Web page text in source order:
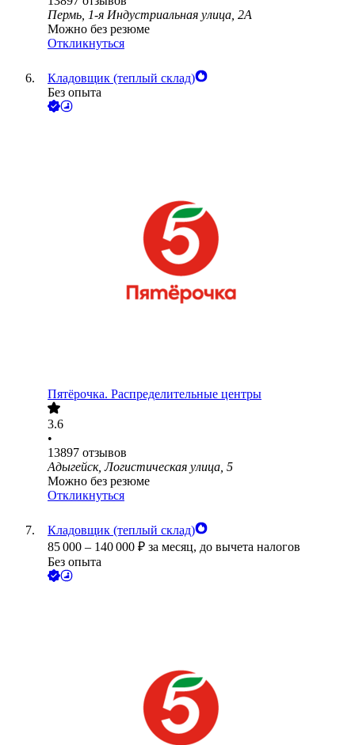
Пермь, 1-я Индустриальная улица, 2А
Можно без резюме
Откликнуться
Кладовщик (теплый склад)
Без опыта
Пятёрочка. Распределительные центры
3.6
•
13897 отзывов
Адыгейск, Логистическая улица, 5
Можно без резюме
Откликнуться
Кладовщик (теплый склад)
85 000 – 140 000 ₽ за месяц, до вычета налогов
Без опыта